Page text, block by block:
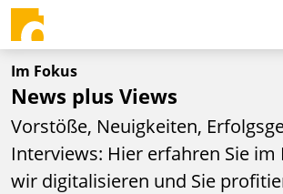
Im Fokus
News plus Views
Vorstöße, Neuigkeiten,
Interviews: Hier erfahren Sie im
wir digitalisieren und Sie